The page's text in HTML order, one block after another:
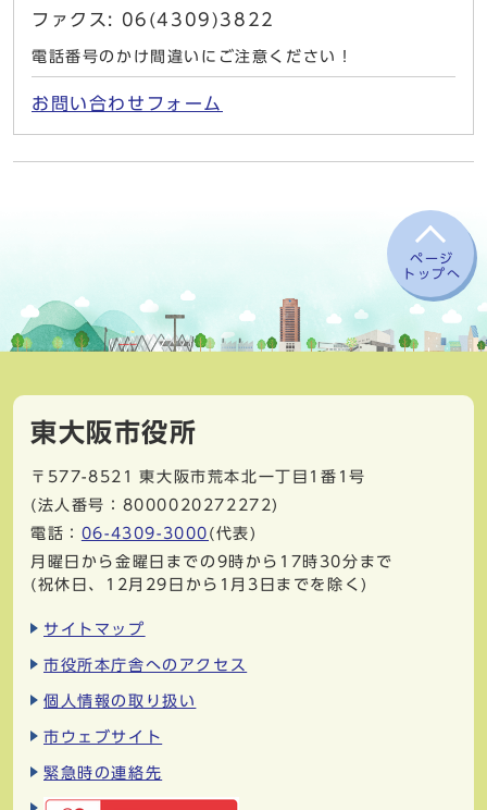
ファクス: 06(4309)3822
電話番号のかけ間違いにご注意ください！
お問い合わせフォーム
ページ
トップへ
東大阪市役所
〒577-8521
東大阪市荒本北一丁目1番1号
(法人番号：8000020272272)
電話： 06-4309-3000 (代表)
月曜日から金曜日までの9時から17時30分まで
(祝休日、12月29日から1月3日までを除く)
サイトマップ
市役所本庁舎へのアクセス
個人情報の取り扱い
市ウェブサイト
緊急時の連絡先